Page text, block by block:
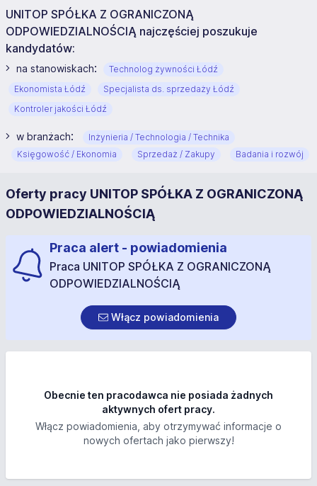
UNITOP SPÓŁKA Z OGRANICZONĄ
ODPOWIEDZIALNOŚCIĄ najczęściej poszukuje
kandydatów:
na stanowiskach:
Technolog żywności Łódź
Ekonomista Łódź
Specjalista ds. sprzedaży Łódź
Kontroler jakości Łódź
w branżach:
Inżynieria / Technologia / Technika
Księgowość / Ekonomia
Sprzedaż / Zakupy Badania i rozwój
Oferty pracy UNITOP SPÓŁKA Z OGRANICZONĄ
ODPOWIEDZIALNOŚCIĄ
Praca alert - powiadomienia
Praca UNITOP SPÓŁKA Z OGRANICZONĄ
ODPOWIEDZIALNOŚCIĄ
Włącz powiadomienia
Obecnie ten pracodawca nie posiada żadnych
aktywnych ofert pracy.
Włącz powiadomienia, aby otrzymywać informacje o
nowych ofertach jako pierwszy!